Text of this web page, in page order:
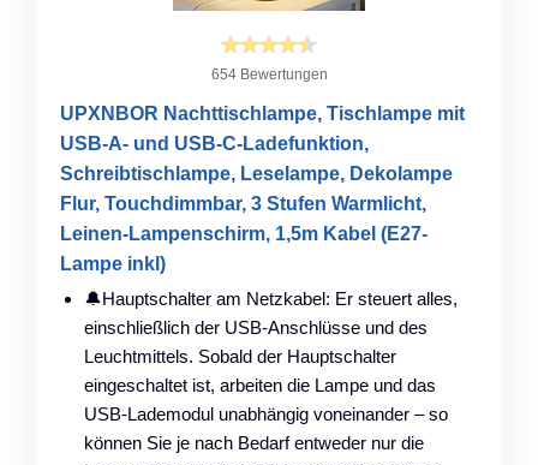
654 Bewertungen
UPXNBOR Nachttischlampe, Tischlampe mit
USB-A- und USB-C-Ladefunktion,
Schreibtischlampe, Leselampe, Dekolampe
Flur, Touchdimmbar, 3 Stufen Warmlicht,
Leinen-Lampenschirm, 1,5m Kabel (E27-
Lampe inkl)
🔔Hauptschalter am Netzkabel: Er steuert alles,
einschließlich der USB-Anschlüsse und des
Leuchtmittels. Sobald der Hauptschalter
eingeschaltet ist, arbeiten die Lampe und das
USB-Lademodul unabhängig voneinander – so
können Sie je nach Bedarf entweder nur die